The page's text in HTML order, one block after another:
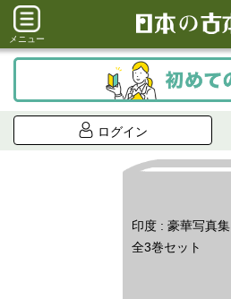
メニュー
ログイン
印度 : 豪華写真集
全3巻セット